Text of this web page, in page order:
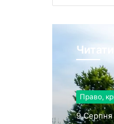
Читати
Право,
9